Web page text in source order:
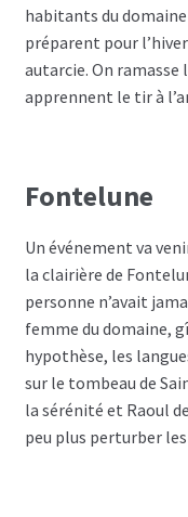
habitants du
préparent pour
autarcie. On ramasse
apprennent le tir à
Fontelune
Un événement va
la clairière de
personne n’avait
femme du domaine,
hypothèse, les
sur le tombeau de
la sérénité et Raoul
peu plus perturber